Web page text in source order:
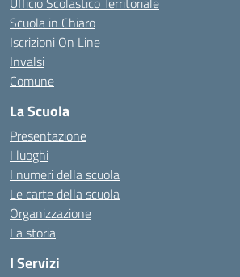
Scuola in Chiaro
Iscrizioni On Line
Invalsi
Comune
La Scuola
Presentazione
I luoghi
I numeri della scuola
Le carte della scuola
Organizzazione
La storia
I Servizi